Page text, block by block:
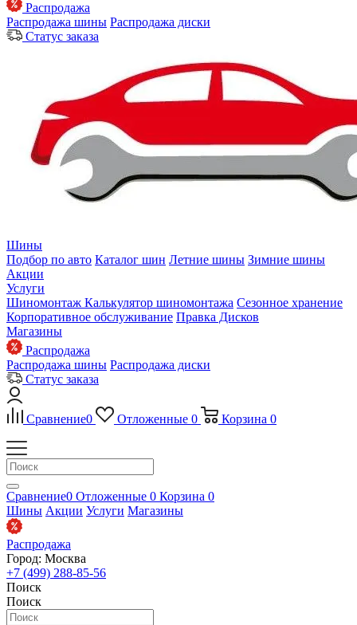
Распродажа
Распродажа шины Распродажа диски
Статус заказа
Шины
Подбор по авто Каталог шин Летние шины Зимние шины
Акции
Услуги
Шиномонтаж Калькулятор шиномонтажа Сезонное хранение
Корпоративное обслуживание Правка Дисков
Магазины
Распродажа
Распродажа шины Распродажа диски
Статус заказа
Сравнение0 Отложенные 0 Корзина 0
Сравнение0 Отложенные 0 Корзина 0
Шины Акции Услуги Магазины
Распродажа
Город: Москва
+7 (499) 288-85-56
Поиск
Поиск